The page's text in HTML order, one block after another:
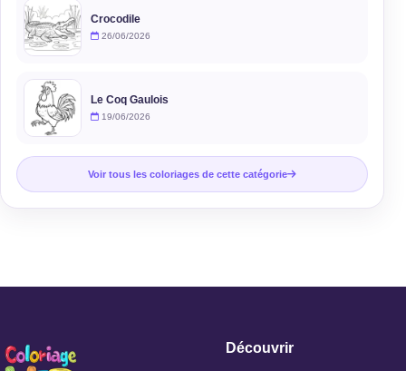
Crocodile
26/06/2026
Le Coq Gaulois
19/06/2026
Voir tous les coloriages de cette catégorie
Découvrir